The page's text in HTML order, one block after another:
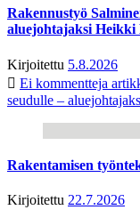
Rakennustyö
aluejohtajaksi Heikki
Kirjoitettu 5.8.2026
Ei kommentteja
seudulle –
Rakentamisen
Kirjoitettu 22.7.2026